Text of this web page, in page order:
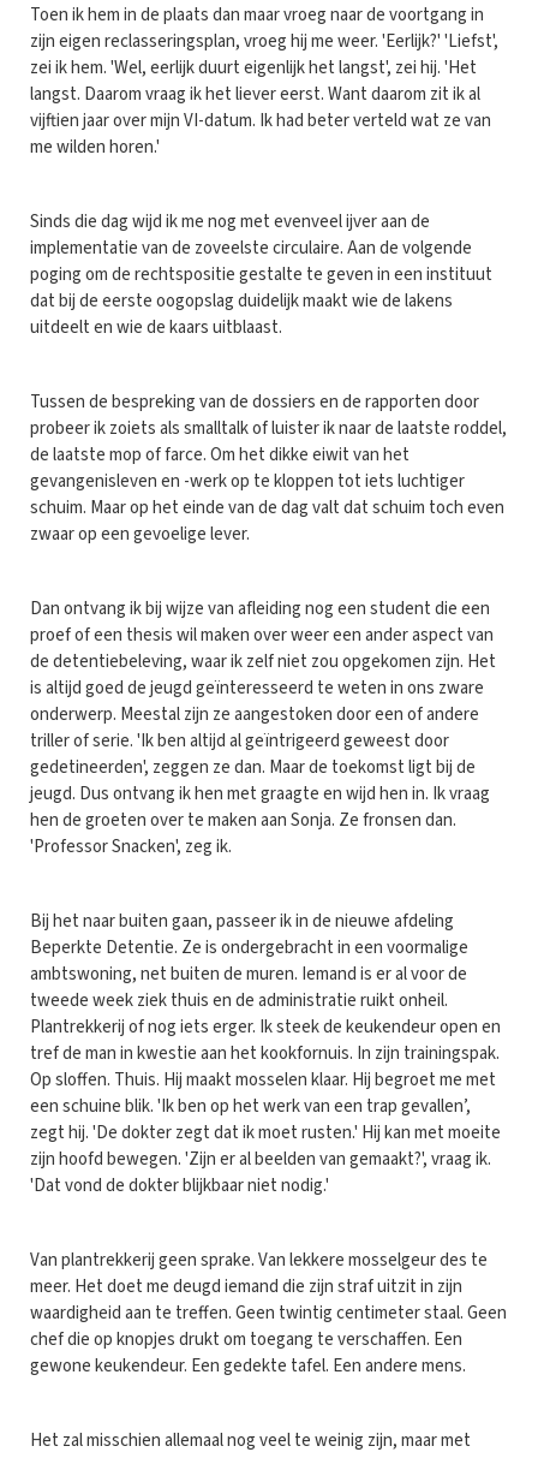
Toen ik hem in de plaats dan maar vroeg naar de voortgang in
zijn eigen reclasseringsplan, vroeg hij me weer. 'Eerlijk?' 'Liefst',
zei ik hem. 'Wel, eerlijk duurt eigenlijk het langst', zei hij. 'Het
langst. Daarom vraag ik het liever eerst. Want daarom zit ik al
vijftien jaar over mijn VI-datum. Ik had beter verteld wat ze van
me wilden horen.'
Sinds die dag wijd ik me nog met evenveel ijver aan de
implementatie van de zoveelste circulaire. Aan de volgende
poging om de rechtspositie gestalte te geven in een instituut
dat bij de eerste oogopslag duidelijk maakt wie de lakens
uitdeelt en wie de kaars uitblaast.
Tussen de bespreking van de dossiers en de rapporten door
probeer ik zoiets als smalltalk of luister ik naar de laatste roddel,
de laatste mop of farce. Om het dikke eiwit van het
gevangenisleven en -werk op te kloppen tot iets luchtiger
schuim. Maar op het einde van de dag valt dat schuim toch even
zwaar op een gevoelige lever.
Dan ontvang ik bij wijze van afleiding nog een student die een
proef of een thesis wil maken over weer een ander aspect van
de detentiebeleving, waar ik zelf niet zou opgekomen zijn. Het
is altijd goed de jeugd geïnteresseerd te weten in ons zware
onderwerp. Meestal zijn ze aangestoken door een of andere
triller of serie. 'Ik ben altijd al geïntrigeerd geweest door
gedetineerden', zeggen ze dan. Maar de toekomst ligt bij de
jeugd. Dus ontvang ik hen met graagte en wijd hen in. Ik vraag
hen de groeten over te maken aan Sonja. Ze fronsen dan.
'Professor Snacken', zeg ik.
Bij het naar buiten gaan, passeer ik in de nieuwe afdeling
Beperkte Detentie. Ze is ondergebracht in een voormalige
ambtswoning, net buiten de muren. Iemand is er al voor de
tweede week ziek thuis en de administratie ruikt onheil.
Plantrekkerij of nog iets erger. Ik steek de keukendeur open en
tref de man in kwestie aan het kookfornuis. In zijn trainingspak.
Op sloffen. Thuis. Hij maakt mosselen klaar. Hij begroet me met
een schuine blik. 'Ik ben op het werk van een trap gevallen’,
zegt hij. 'De dokter zegt dat ik moet rusten.' Hij kan met moeite
zijn hoofd bewegen. 'Zijn er al beelden van gemaakt?', vraag ik.
'Dat vond de dokter blijkbaar niet nodig.'
Van plantrekkerij geen sprake. Van lekkere mosselgeur des te
meer. Het doet me deugd iemand die zijn straf uitzit in zijn
waardigheid aan te treffen. Geen twintig centimeter staal. Geen
chef die op knopjes drukt om toegang te verschaffen. Een
gewone keukendeur. Een gedekte tafel. Een andere mens.
Het zal misschien allemaal nog veel te weinig zijn, maar met